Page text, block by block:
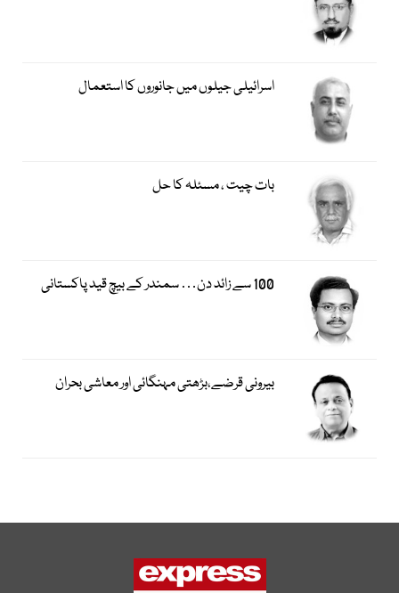
اسرائیلی جیلوں میں جانوروں کا استعمال
بات چیت ، مسئلہ کا حل
100 سے زائد دن… سمندر کے بیچ قید پاکستانی
بیرونی قرضے،بڑھتی مہنگائی اور معاشی بحران